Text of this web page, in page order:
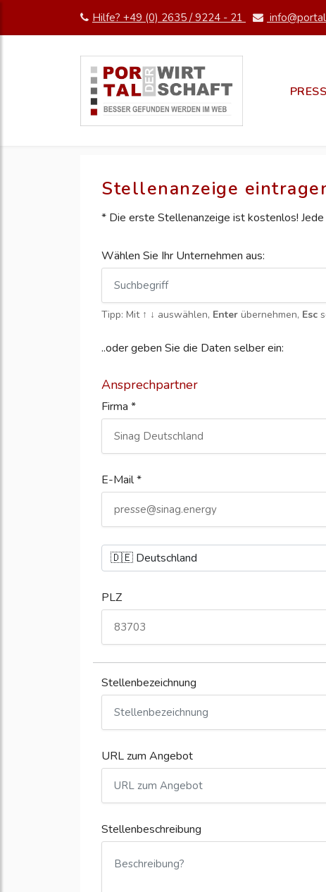
Hilfe? +49 (0) 2635 / 9224 - 21
Stellenanzeige
* Die erste Stellenanzeige ist kostenlos!
Wählen Sie Ihr Unternehmen aus:
Tipp: Mit ↑ ↓ auswählen, Enter übernehmen, Esc
..oder geben Sie die Daten selber ein:
Ansprechpartner
Firma *
E-Mail *
PLZ
Stellenbezeichnung
URL zum Angebot
Stellenbeschreibung